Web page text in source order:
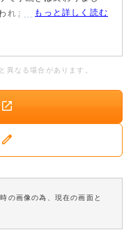
れます。もっと詳しく読む
異なる場合があります。
の画像の為、現在の画面と